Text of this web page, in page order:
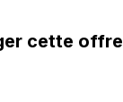
cette offre